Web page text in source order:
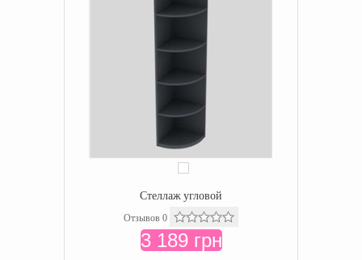
Стеллаж угловой
Отзывов 0
3 189 грн